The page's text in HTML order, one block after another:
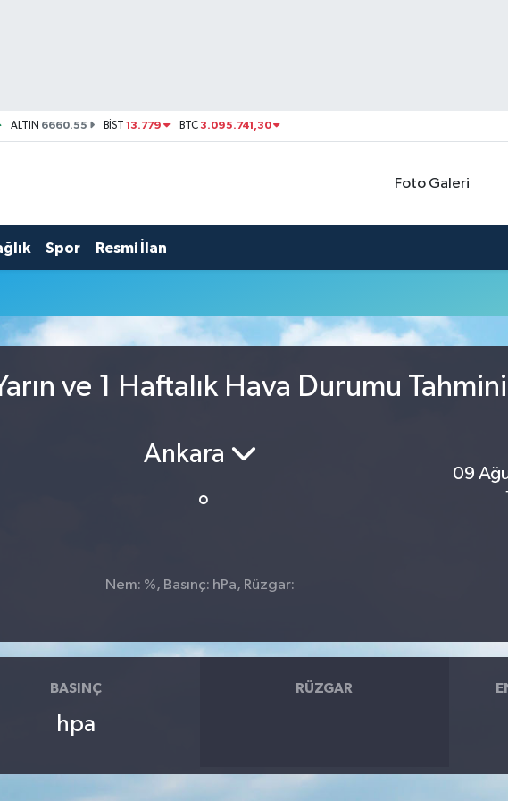
ALTIN 6660.55 BİST13.779 BTC3.095.741,30
Foto Galeri
Spor Resmi İlan
ve 1 Haftalık Hava Durumu Tahmini
Ankara
°
09
Nem: %, Basınç: hPa, Rüzgar:
BASINÇ
hpa
RÜZGAR